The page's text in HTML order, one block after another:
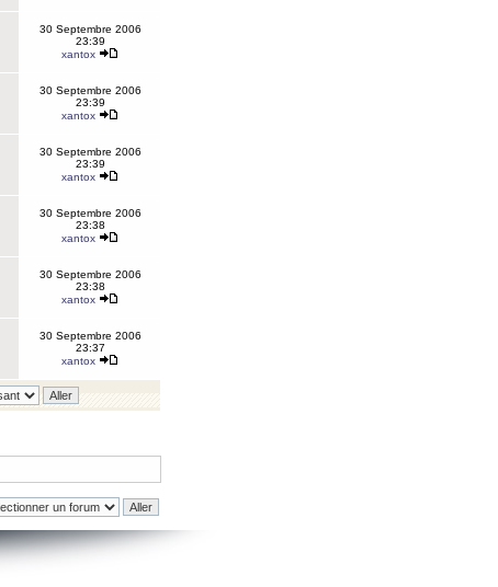
30 Septembre 2006
23:39
xantox
30 Septembre 2006
23:39
xantox
30 Septembre 2006
23:39
xantox
30 Septembre 2006
23:38
xantox
30 Septembre 2006
23:38
xantox
30 Septembre 2006
23:37
xantox